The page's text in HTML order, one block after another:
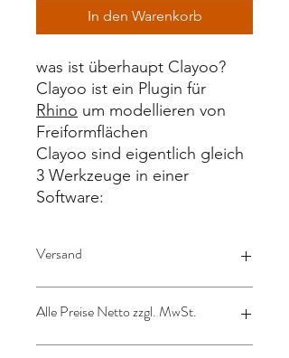
In den Warenkorb
was ist überhaupt Clayoo?
Clayoo ist ein Plugin für
Rhino um modellieren von
Freiformflächen
Clayoo sind eigentlich gleich
3 Werkzeuge in einer
Software:
Versand
Alle Preise Netto zzgl. MwSt.